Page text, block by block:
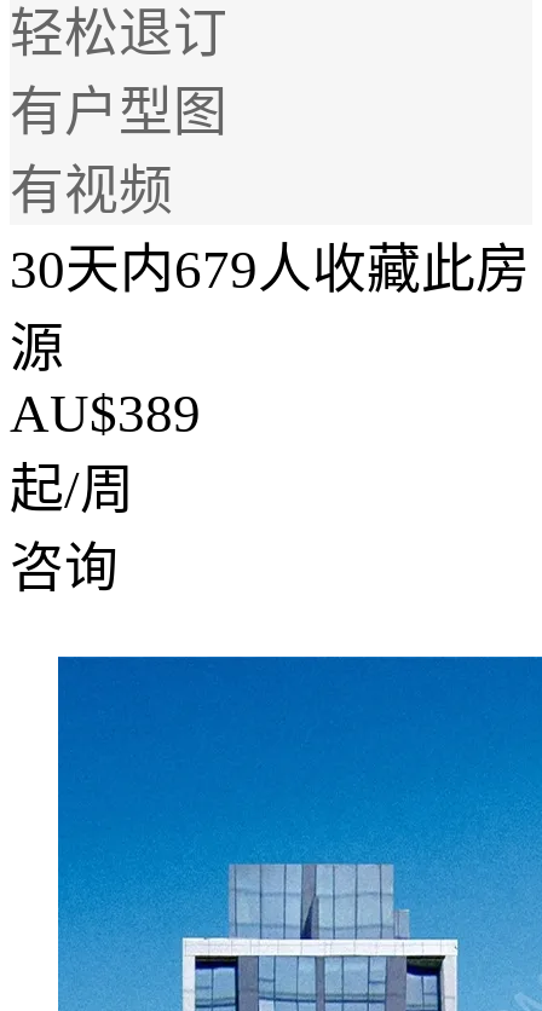
轻松退订
有户型图
有视频
30天内679人收藏此房
源
AU$389
起/周
咨询